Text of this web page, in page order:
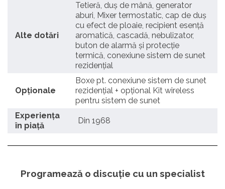
Alte dotări
Tetieră, duș de mână, generator
aburi, Mixer termostatic, cap de duș
cu efect de ploaie, recipient esență
aromatică, cascadă, nebulizator,
buton de alarmă și protecție
termică, conexiune sistem de sunet
rezidențial
Opţionale
Boxe pt. conexiune sistem de sunet
rezidențial + opțional Kit wireless
pentru sistem de sunet
Experiența
în piață
Din 1968
Programează o discuție cu un specialist